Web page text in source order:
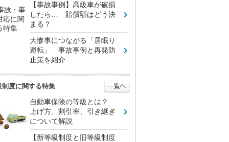
【事故事例】高級車が破損
したら… 賠償額はどう決
まる？
大惨事につながる「居眠り
運転」 事故事例と再発防
止策を紹介
制度に関する特集
自動車保険の等級とは？
上げ方、割引率、引き継ぎ
について解説
【新等級制度と旧等級制度